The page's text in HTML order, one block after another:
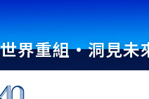
世界重組・洞見